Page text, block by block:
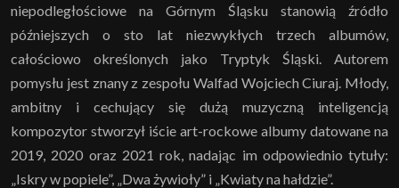
niepodległościowe na Górnym Śląsku stanowią źródło
późniejszych o sto lat niezwykłych trzech albumów,
całościowo określonych jako Tryptyk Śląski. Autorem
pomysłu jest znany z zespołu Walfad Wojciech Ciuraj. Młody,
ambitny i cechujący się dużą muzyczną inteligencją
kompozytor stworzył iście art-rockowe albumy datowane na
2019, 2020 oraz 2021 rok, nadając im odpowiednio tytuły:
„Iskry w popiele”, „Dwa żywioły” i „Kwiaty na hałdzie”.